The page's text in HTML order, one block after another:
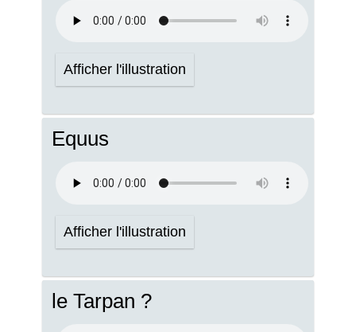
Afficher l'illustration
Equus
Afficher l'illustration
le Tarpan ?